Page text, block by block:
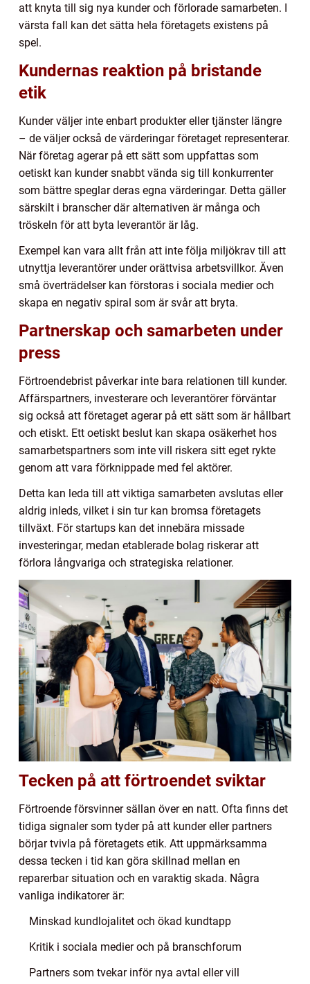
att knyta till sig nya kunder och förlorade samarbeten. I
värsta fall kan det sätta hela företagets existens på
spel.
Kundernas reaktion på bristande
etik
Kunder väljer inte enbart produkter eller tjänster längre
– de väljer också de värderingar företaget representerar.
När företag agerar på ett sätt som uppfattas som
oetiskt kan kunder snabbt vända sig till konkurrenter
som bättre speglar deras egna värderingar. Detta gäller
särskilt i branscher där alternativen är många och
tröskeln för att byta leverantör är låg.
Exempel kan vara allt från att inte följa miljökrav till att
utnyttja leverantörer under orättvisa arbetsvillkor. Även
små överträdelser kan förstoras i sociala medier och
skapa en negativ spiral som är svår att bryta.
Partnerskap och samarbeten under
press
Förtroendebrist påverkar inte bara relationen till kunder.
Affärspartners, investerare och leverantörer förväntar
sig också att företaget agerar på ett sätt som är hållbart
och etiskt. Ett oetiskt beslut kan skapa osäkerhet hos
samarbetspartners som inte vill riskera sitt eget rykte
genom att vara förknippade med fel aktörer.
Detta kan leda till att viktiga samarbeten avslutas eller
aldrig inleds, vilket i sin tur kan bromsa företagets
tillväxt. För startups kan det innebära missade
investeringar, medan etablerade bolag riskerar att
förlora långvariga och strategiska relationer.
Tecken på att förtroendet sviktar
Förtroende försvinner sällan över en natt. Ofta finns det
tidiga signaler som tyder på att kunder eller partners
börjar tvivla på företagets etik. Att uppmärksamma
dessa tecken i tid kan göra skillnad mellan en
reparerbar situation och en varaktig skada. Några
vanliga indikatorer är:
Minskad kundlojalitet och ökad kundtapp
Kritik i sociala medier och på branschforum
Partners som tvekar inför nya avtal eller vill